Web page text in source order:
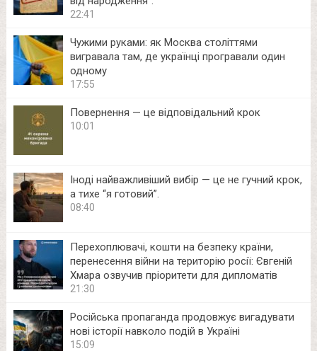
22:41
Чужими руками: як Москва століттями
вигравала там, де українці програвали один
одному
17:55
Повернення — це відповідальний крок
10:01
Іноді найважливіший вибір — це не гучний крок,
а тихе “я готовий”.
08:40
Перехоплювачі, кошти на безпеку країни,
перенесення війни на територію росії: Євгеній
Хмара озвучив пріоритети для дипломатів
21:30
Російська пропаганда продовжує вигадувати
нові історії навколо подій в Україні
15:09